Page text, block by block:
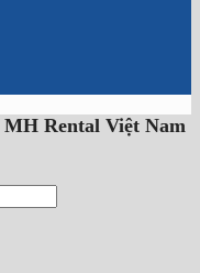
Rental Việt Nam